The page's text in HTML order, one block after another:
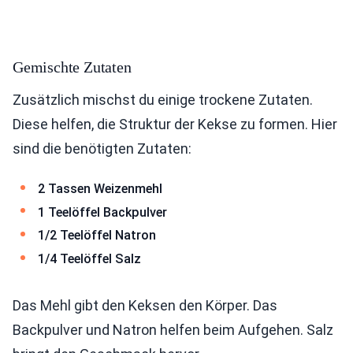
Gemischte Zutaten
Zusätzlich mischst du einige trockene Zutaten.
Diese helfen, die Struktur der Kekse zu formen. Hier
sind die benötigten Zutaten:
2 Tassen Weizenmehl
1 Teelöffel Backpulver
1/2 Teelöffel Natron
1/4 Teelöffel Salz
Das Mehl gibt den Keksen den Körper. Das
Backpulver und Natron helfen beim Aufgehen. Salz